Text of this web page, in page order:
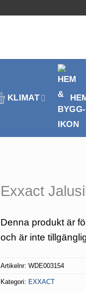
KLIMAT
Exxact
Denna produkt är
och är inte
Artikelnr: WDE003154
Kategori: EXXACT